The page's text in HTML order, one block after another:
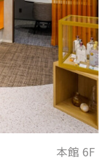
本館 6F